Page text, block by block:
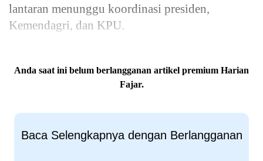
lantaran menunggu koordinasi presiden,
Kemendagri, dan KPU.
Anda saat ini belum berlangganan artikel premium Harian
Fajar.
Baca Selengkapnya dengan Berlangganan